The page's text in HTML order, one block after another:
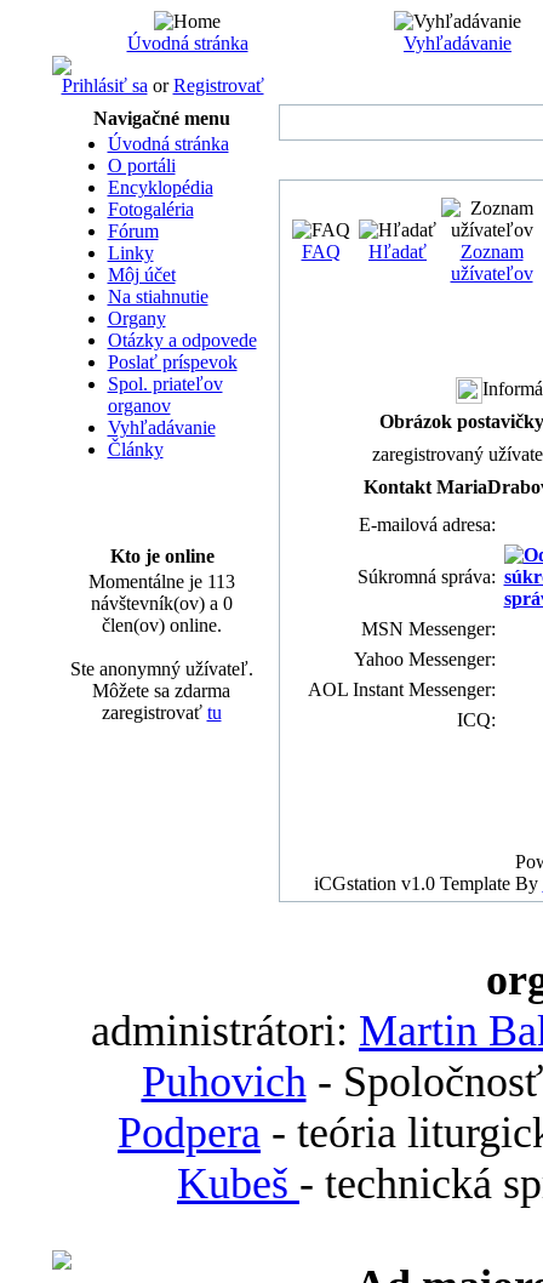
Úvodná stránka Vyhľadávanie
Prihlásiť sa orRegistrovať
Navigačné menu
Úvodná stránka
O portáli
Encyklopédia
Fotogaléria
Fórum
Linky
Môj účet
Na stiahnutie
Organy
Otázky a odpovede
Poslať príspevok
Spol. priateľov
organov
Vyhľadávanie
Články
Kto je online
Momentálne je 113
návštevník(ov) a 0
člen(ov) online.
Ste anonymný užívateľ.
Môžete sa zdarma
zaregistrovať tu
FAQ Hľadať
Zoznam
užívateľov
Obrázok postavičky
zaregistrovaný
Kontakt
E-mailová adresa:
Súkromná správa:
MSN Messenger:
Yahoo Messenger:
AOL Instant Messenger:
ICQ:
iCGstation v1.0 Template By
administrátori: Martin
Puhovich-
Podpera - teória
Kubeš - technická